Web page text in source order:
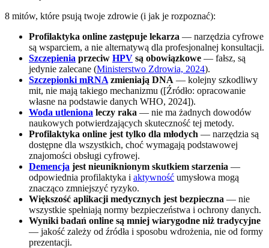
8 mitów, które psują twoje zdrowie (i jak je rozpoznać):
Profilaktyka online zastępuje lekarza — narzędzia cyfrowe
są wsparciem, a nie alternatywą dla profesjonalnej konsultacji.
Szczepienia przeciw HPV są obowiązkowe — fałsz, są
jedynie zalecane (Ministerstwo Zdrowia, 2024).
Szczepionki mRNA zmieniają DNA — kolejny szkodliwy
mit, nie mają takiego mechanizmu ([Źródło: opracowanie
własne na podstawie danych WHO, 2024]).
Woda utleniona leczy raka — nie ma żadnych dowodów
naukowych potwierdzających skuteczność tej metody.
Profilaktyka online jest tylko dla młodych — narzędzia są
dostępne dla wszystkich, choć wymagają podstawowej
znajomości obsługi cyfrowej.
Demencja jest nieuniknionym skutkiem starzenia —
odpowiednia profilaktyka i aktywność umysłowa mogą
znacząco zmniejszyć ryzyko.
Większość aplikacji medycznych jest bezpieczna — nie
wszystkie spełniają normy bezpieczeństwa i ochrony danych.
Wyniki badań online są mniej wiarygodne niż tradycyjne
— jakość zależy od źródła i sposobu wdrożenia, nie od formy
prezentacji.